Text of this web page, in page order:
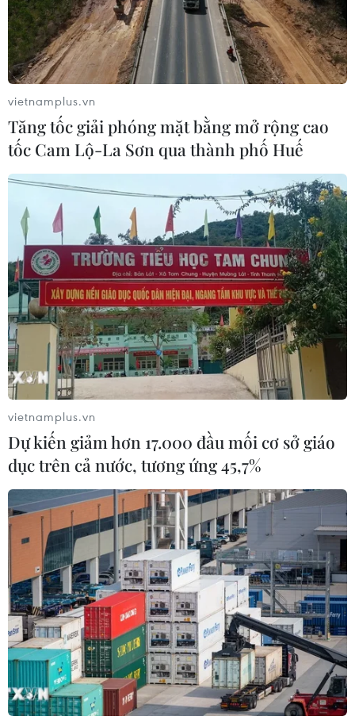
Thủ tướng chỉ đạo kiểm tra việc đóng tàu
cá theo Nghị định 67
23/05/2017 22:20
Thủ tướng giao Bộ Nông nghiệp và Phát triển nông thôn
chủ trì, kiểm tra, làm rõ các vấn đề báo chí phản ánh
liên quan đến hoạt động đóng mới, nâng cấp, đăng
kiểm tàu cá theo Nghị định 67.
Nhiều sai phạm trong quá trình đòng tàu
cá vỏ thép ở Bình Định
22/06/2017 13:28
Kết quả qua kiểm tra 17/18 tàu vỏ thép bị sự cố cho thấy
nhiều sai phạm trong quá trình thiết kế, vật liệu đóng
vietnamplus.vn
Tăng tốc giải phóng mặt bằng mở rộng cao
tốc Cam Lộ-La Sơn qua thành phố Huế
vietnamplus.vn
Dự kiến giảm hơn 17.000 đầu mối cơ sở giáo
dục trên cả nước, tương ứng 45,7%